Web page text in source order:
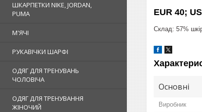
ШКАРПЕТКИ NIKE, JORDAN,
PUMA
М'ЯЧІ
РУКАВІЧКИ ШАРФІ
ОДЯГ ДЛЯ ТРЕНУВАНЬ
ЧОЛОВІЧА
ОДЯГ ДЛЯ ТРЕНУВАННЯ
ЖІНОЧИЙ
EUR 40;
Склад: 57%
Основні
Виробник